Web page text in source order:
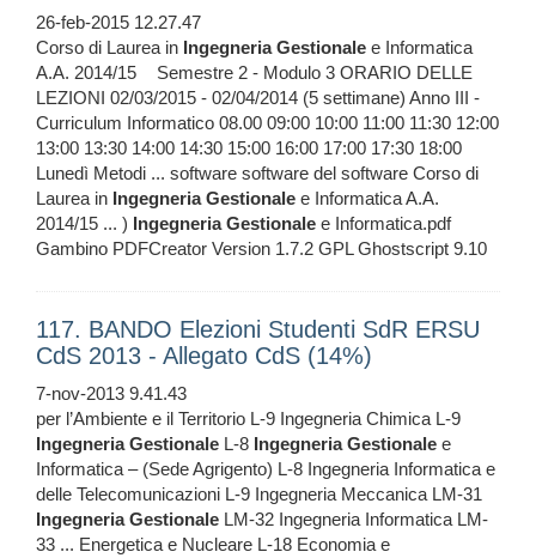
26-feb-2015 12.27.47
Corso di Laurea in Ingegneria Gestionale e Informatica
A.A. 2014/15 Semestre 2 - Modulo 3 ORARIO DELLE
LEZIONI 02/03/2015 - 02/04/2014 (5 settimane) Anno III -
Curriculum Informatico 08.00 09:00 10:00 11:00 11:30 12:00
13:00 13:30 14:00 14:30 15:00 16:00 17:00 17:30 18:00
Lunedì Metodi ... software software del software Corso di
Laurea in Ingegneria Gestionale e Informatica A.A.
2014/15 ... ) Ingegneria Gestionale e Informatica.pdf
Gambino PDFCreator Version 1.7.2 GPL Ghostscript 9.10
117. BANDO Elezioni Studenti SdR ERSU
CdS 2013 - Allegato CdS (14%)
7-nov-2013 9.41.43
per l’Ambiente e il Territorio L-9 Ingegneria Chimica L-9
Ingegneria Gestionale L-8 Ingegneria Gestionale e
Informatica – (Sede Agrigento) L-8 Ingegneria Informatica e
delle Telecomunicazioni L-9 Ingegneria Meccanica LM-31
Ingegneria Gestionale LM-32 Ingegneria Informatica LM-
33 ... Energetica e Nucleare L-18 Economia e